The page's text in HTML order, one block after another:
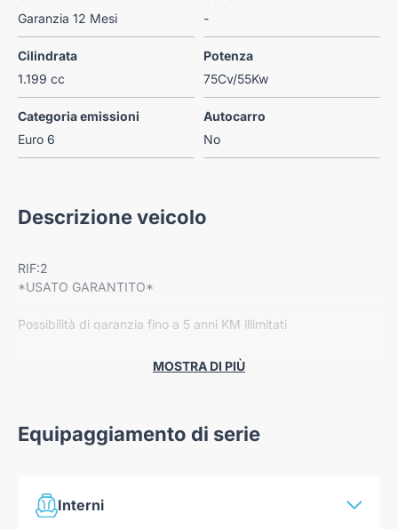
Garanzia 12 Mesi
-
Cilindrata
1.199 cc
Potenza
75Cv/55Kw
Categoria emissioni
Euro 6
Autocarro
No
Descrizione veicolo
RIF:2
*USATO GARANTITO*
Possibilità di garanzia fino a 5 anni KM illimitati
-App connect
-Cruise control
-Luci diurne a LED
MOSTRA DI PIÙ
Equipaggiamento di serie
Interni